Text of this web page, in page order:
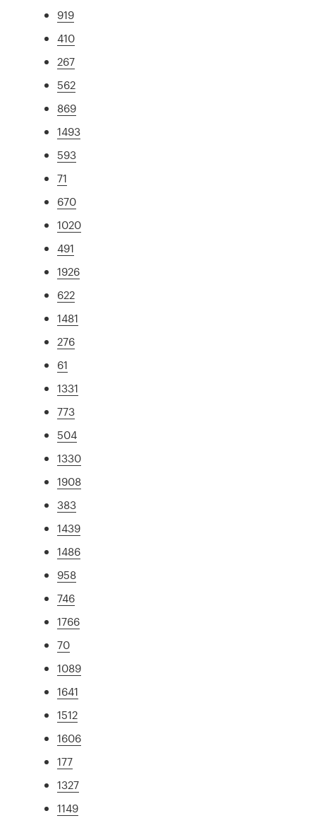
919
410
267
562
869
1493
593
71
670
1020
491
1926
622
1481
276
61
1331
773
504
1330
1908
383
1439
1486
958
746
1766
70
1089
1641
1512
1606
177
1327
1149